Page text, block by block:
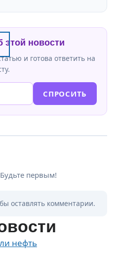
этой новости
и готова ответить на
СПРОСИТЬ
первым!
оставлять комментарии.
нефть